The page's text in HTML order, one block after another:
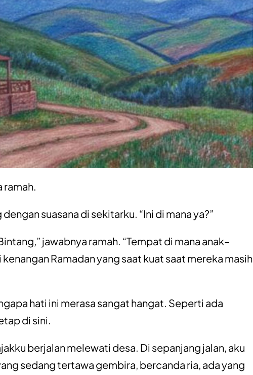
ramah.
suasana di sekitarku. “Ini di mana ya?”
jawabnya ramah. “Tempat di mana anak–
Ramadan yang saat kuat saat mereka masih
hati ini merasa sangat hangat. Seperti ada
di sini.
berjalan melewati desa. Di sepanjang jalan, aku
sedang tertawa gembira, bercanda ria, ada yang